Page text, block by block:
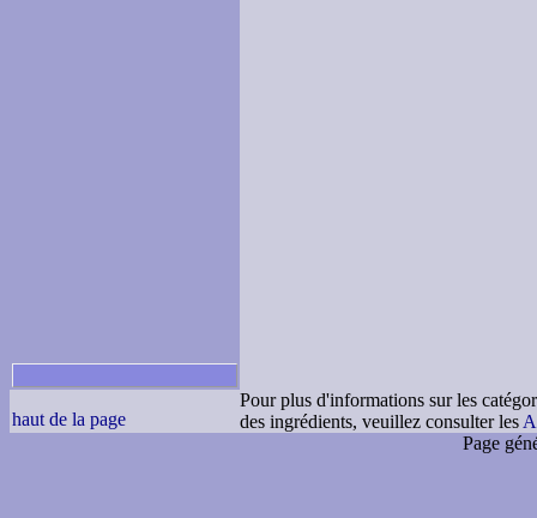
haut de la page
Pour plus d'informations sur les
des ingrédients, veuillez consulter les
Page